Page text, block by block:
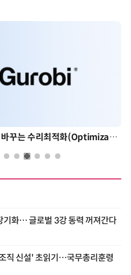
AI 시대의 의사결정을 바꾸는 수리최적화(Optimization): 실제 산업 적용 사례와 활용 전략
기화… 글로벌 3강 동력 꺼져간다
직 신설' 초읽기…국무총리훈령